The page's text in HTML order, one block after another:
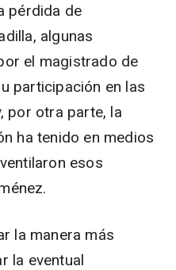
pérdida de
algunas
el magistrado de
participación en las
por otra parte, la
ha tenido en medios
esos
la manera más
la eventual